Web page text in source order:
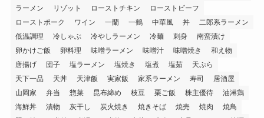
ラーメン
リゾット ローストチキン
ローストビーフ
ローストポーク
ワイン 一蘭 一鶴 中華風 丼
二郎系ラーメン
低温調理
冷しゃぶ 冷やしラーメン 冷麺 刺身
南蛮漬け
卵かけご飯
卵料理 味噌ラーメン 味噌汁 味噌焼き
和え物
唐揚げ
団子 塩ラーメン 塩焼き 塩煮 塩茹
天ぷら
天下一品
天丼 天津飯 実家飯 家系ラーメン 寿司
居酒屋
山岡家
弁当 惣菜 昆布締め 枝豆 栗ご飯 株主優待
油淋鶏
海鮮丼
漬物 灰干し 炭火焼き 焼きそば 焼売 焼肉
焼鳥